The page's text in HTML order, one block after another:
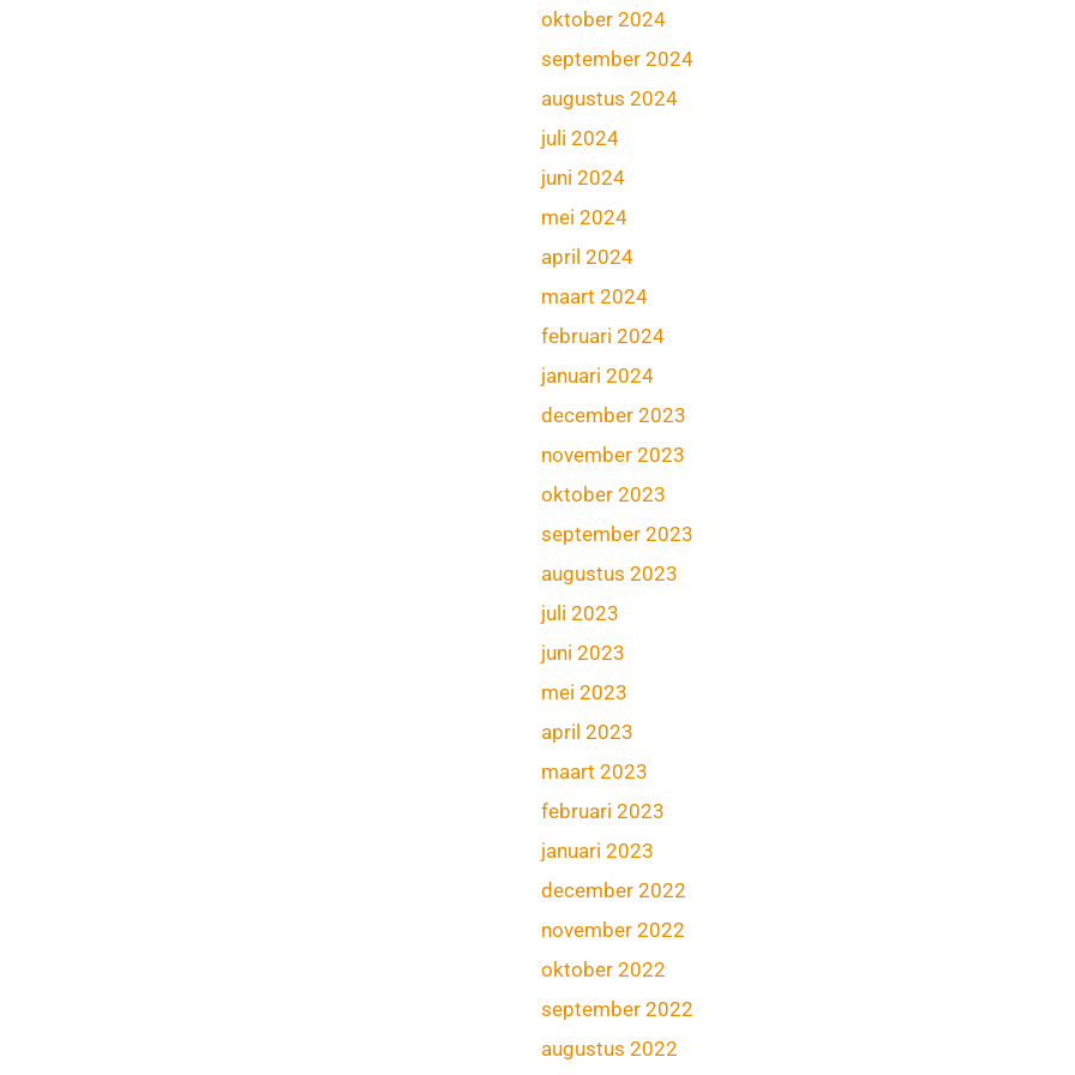
oktober 2024
september 2024
augustus 2024
juli 2024
juni 2024
mei 2024
april 2024
maart 2024
februari 2024
januari 2024
december 2023
november 2023
oktober 2023
september 2023
augustus 2023
juli 2023
juni 2023
mei 2023
april 2023
maart 2023
februari 2023
januari 2023
december 2022
november 2022
oktober 2022
september 2022
augustus 2022